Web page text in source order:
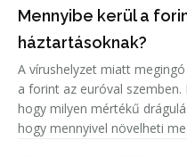
Mennyibe kerül a
háztartásoknak?
A vírushelyzet miatt
a forint az euróval
hogy milyen mértékű
hogy mennyivel növelheti